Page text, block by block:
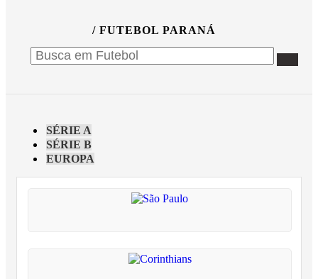
/ FUTEBOL PARANÁ
SÉRIE A
SÉRIE B
EUROPA